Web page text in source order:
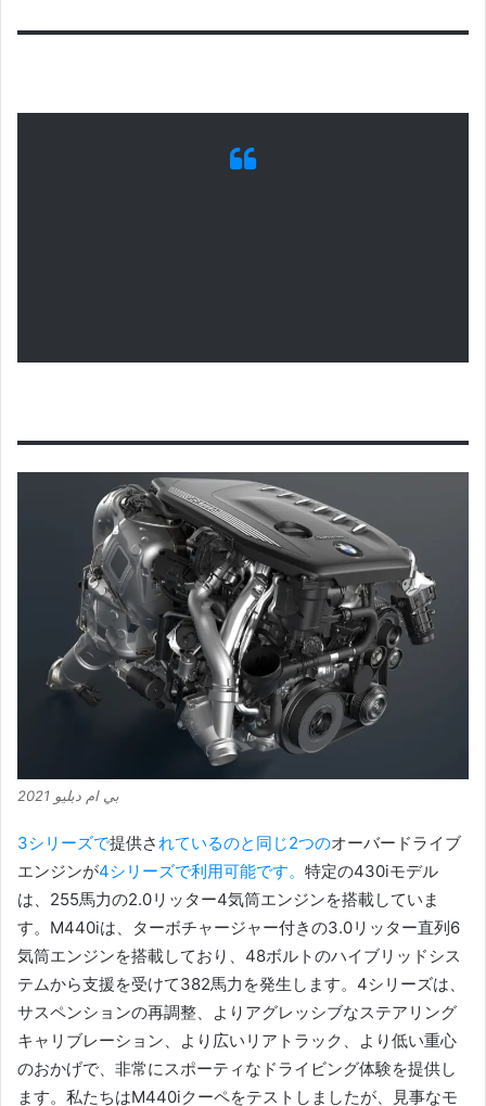
بي ام دبليو 2021
3シリーズで提供されているのと同じ2つのオーバードライブ
エンジンが4シリーズで利用可能です。 特定の430iモデル
は、255馬力の2.0リッター4気筒エンジンを搭載していま
す。 M440iは、ターボチャージャー付きの3.0リッター直列6
気筒エンジンを搭載しており、48ボルトのハイブリッドシス
テムから支援を受けて382馬力を発生します。 4シリーズは、
サスペンションの再調整、よりアグレッシブなステアリング
キャリブレーション、より広いリアトラック、より低い重心
のおかげで、非常にスポーティなドライビング体験を提供し
ます。 私たちはM440iクーペをテストしましたが、見事なモ